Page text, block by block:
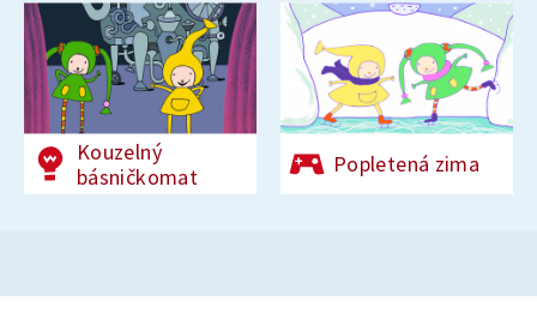
Kouzelný
básničkomat
Popletená zima